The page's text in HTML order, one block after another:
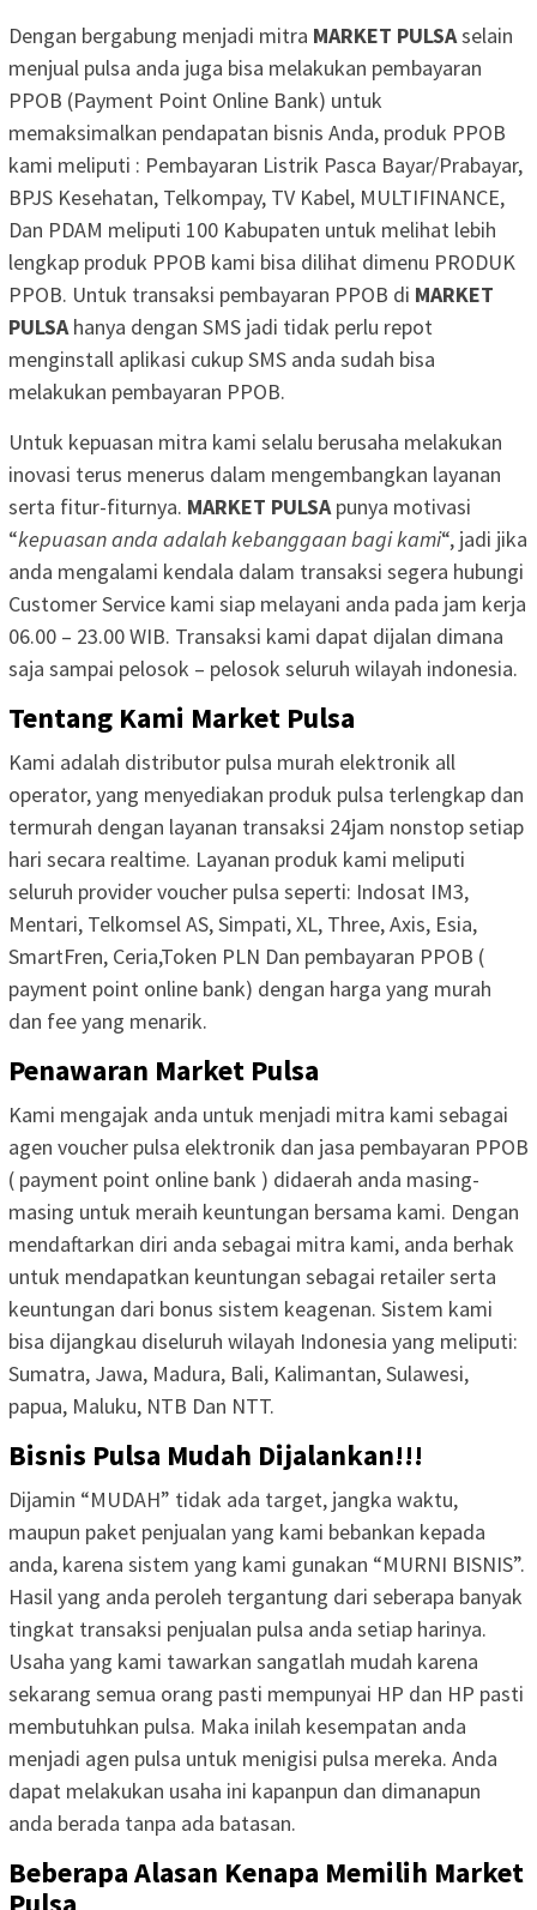
Dengan bergabung menjadi mitra MARKET PULSAselain
menjual pulsa anda juga bisa melakukan pembayaran
PPOB (Payment Point Online Bank) untuk
memaksimalkan pendapatan bisnis Anda, produk PPOB
kami meliputi : Pembayaran Listrik Pasca Bayar/Prabayar,
BPJS Kesehatan, Telkompay, TV Kabel, MULTIFINANCE,
Dan PDAM meliputi 100 Kabupaten untuk melihat lebih
lengkap produk PPOB kami bisa dilihat dimenu PRODUK
PPOB. Untuk transaksi pembayaran PPOB di MARKET
PULSAhanya dengan SMS jadi tidak perlu repot
menginstall aplikasi cukup SMS anda sudah bisa
melakukan pembayaran PPOB.
Untuk kepuasan mitra kami selalu berusaha melakukan
inovasi terus menerus dalam mengembangkan layanan
serta fitur-fiturnya. MARKET PULSApunya motivasi
“kepuasan anda adalah kebanggaan bagi kami“, jadi jika
anda mengalami kendala dalam transaksi segera hubungi
Customer Service kami siap melayani anda pada jam kerja
06.00 – 23.00 WIB. Transaksi kami dapat dijalan dimana
saja sampai pelosok – pelosok seluruh wilayah indonesia.
Tentang Kami Market Pulsa
Kami adalah distributor pulsa murah elektronik all
operator, yang menyediakan produk pulsa terlengkap dan
termurah dengan layanan transaksi 24jam nonstop setiap
hari secara realtime. Layanan produk kami meliputi
seluruh provider voucher pulsa seperti: Indosat IM3,
Mentari, Telkomsel AS, Simpati, XL, Three, Axis, Esia,
SmartFren, Ceria,Token PLN Dan pembayaran PPOB (
payment point online bank) dengan harga yang murah
dan fee yang menarik.
Penawaran Market Pulsa
Kami mengajak anda untuk menjadi mitra kami sebagai
agen voucher pulsa elektronik dan jasa pembayaran PPOB
( payment point online bank ) didaerah anda masing-
masing untuk meraih keuntungan bersama kami. Dengan
mendaftarkan diri anda sebagai mitra kami, anda berhak
untuk mendapatkan keuntungan sebagai retailer serta
keuntungan dari bonus sistem keagenan. Sistem kami
bisa dijangkau diseluruh wilayah Indonesia yang meliputi:
Sumatra, Jawa, Madura, Bali, Kalimantan, Sulawesi,
papua, Maluku, NTB Dan NTT.
Bisnis Pulsa Mudah Dijalankan!!!
Dijamin “MUDAH” tidak ada target, jangka waktu,
maupun paket penjualan yang kami bebankan kepada
anda, karena sistem yang kami gunakan “MURNI BISNIS”.
Hasil yang anda peroleh tergantung dari seberapa banyak
tingkat transaksi penjualan pulsa anda setiap harinya.
Usaha yang kami tawarkan sangatlah mudah karena
sekarang semua orang pasti mempunyai HP dan HP pasti
membutuhkan pulsa. Maka inilah kesempatan anda
menjadi agen pulsa untuk menigisi pulsa mereka. Anda
dapat melakukan usaha ini kapanpun dan dimanapun
anda berada tanpa ada batasan.
Beberapa Alasan Kenapa Memilih Market